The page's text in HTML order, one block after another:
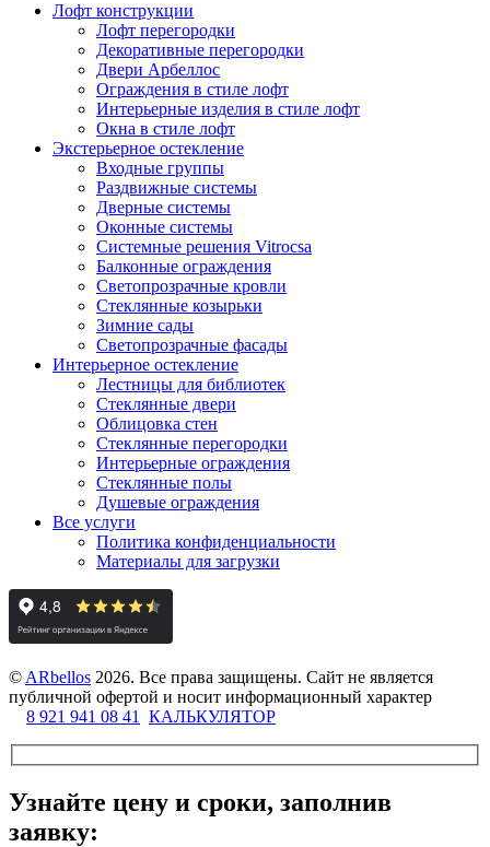
Лофт конструкции
Лофт перегородки
Декоративные перегородки
Двери Арбеллос
Ограждения в стиле лофт
Интерьерные изделия в стиле лофт
Окна в стиле лофт
Экстерьерное остекление
Входные группы
Раздвижные системы
Дверные системы
Оконные системы
Системные решения Vitrocsa
Балконные ограждения
Светопрозрачные кровли
Стеклянные козырьки
Зимние сады
Светопрозрачные фасады
Интерьерное остекление
Лестницы для библиотек
Стеклянные двери
Облицовка стен
Стеклянные перегородки
Интерьерные ограждения
Стеклянные полы
Душевые ограждения
Все услуги
Политика конфиденциальности
Материалы для загрузки
©ARbellos 2026. Все права защищены. Сайт не является
публичной офертой и носит информационный характер
8 921 941 08 41 КАЛЬКУЛЯТОР
Узнайте цену и сроки, заполнив
заявку: